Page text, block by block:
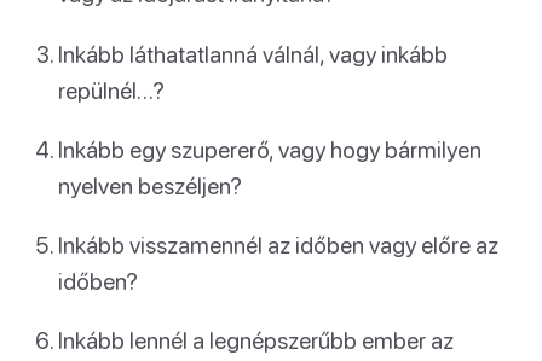
Inkább láthatatlanná válnál, vagy inkább
repülnél…?
Inkább egy szupererő, vagy hogy bármilyen
nyelven beszéljen?
Inkább visszamennél az időben vagy előre az
időben?
Inkább lennél a legnépszerűbb ember az